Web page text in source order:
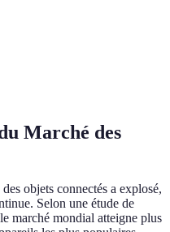
Marché des
objets connectés a explosé,
Selon une étude de
marché mondial atteigne plus